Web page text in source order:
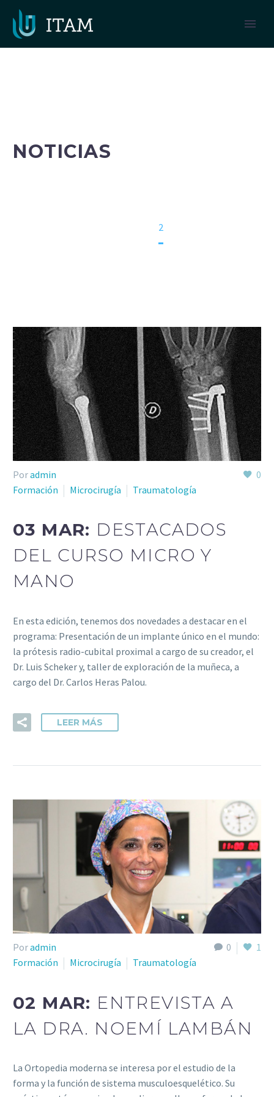
NOTICIAS
2
0
Poradmin
Formación
Microcirugía Traumatología
03 MAR: DESTACADOS
DEL CURSO MICRO Y
MANO
En esta edición, tenemos dos novedades a destacar en el
programa: Presentación de un implante único en el mundo:
la prótesis radio-cubital proximal a cargo de su creador, el
Dr. Luis Scheker y, taller de exploración de la muñeca, a
cargo del Dr. Carlos Heras Palou.
LEER MÁS
0 1
Poradmin
Formación
Microcirugía Traumatología
02 MAR: ENTREVISTA A
LA DRA. NOEMÍ LAMBÁN
La Ortopedia moderna se interesa por el estudio de la
forma y la función de sistema musculoesquelético. Su